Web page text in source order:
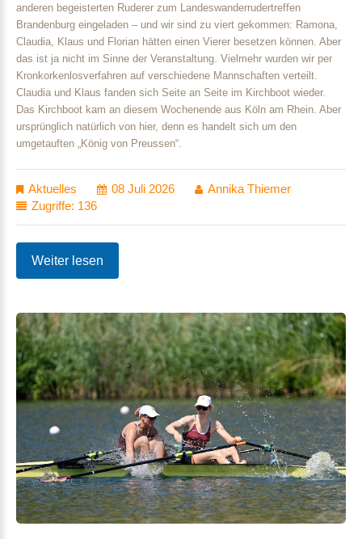
anderen begeisterten Ruderer zum Landeswanderrudertreffen
Brandenburg eingeladen – und wir sind zu viert gekommen: Ramona,
Claudia, Klaus und Florian hätten einen Vierer besetzen können. Aber
das ist ja nicht im Sinne der Veranstaltung. Vielmehr wurden wir per
Kronkorkenlosverfahren auf verschiedene Mannschaften verteilt.
Claudia und Klaus fanden sich Seite an Seite im Kirchboot wieder.
Das Kirchboot kam an diesem Wochenende aus Köln am Rhein. Aber
ursprünglich natürlich von hier, denn es handelt sich um den
umgetauften „König von Preussen“.
Aktuelles 08 Juli 2026
Annika Thiemer
Zugriffe: 136
Weiter lesen